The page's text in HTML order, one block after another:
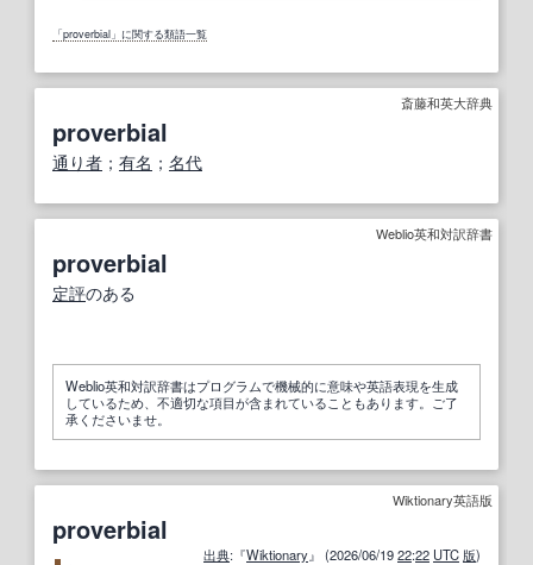
「proverbial」に関する類語一覧
斎藤和英大辞典
proverbial
通り者 ； 有名 ； 名代
Weblio英和対訳辞書
proverbial
定評のある
Weblio英和対訳辞書はプログラムで機械的に意味や英語表現を生成
しているため、不適切な項目が含まれていることもあります。ご了
承くださいませ。
Wiktionary英語版
proverbial
出典:『Wiktionary』 (2026/06/1922:22 UTC 版)